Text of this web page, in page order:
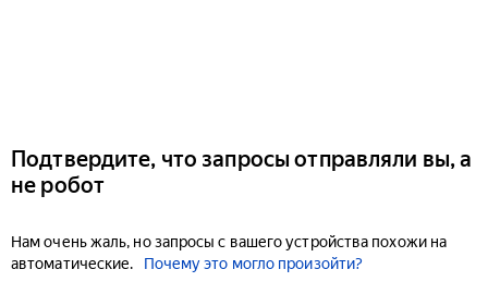
Подтвердите, что запросы отправляли вы, а
не робот
Нам очень жаль, но запросы с вашего устройства похожи на
автоматические.
Почему это могло произойти?